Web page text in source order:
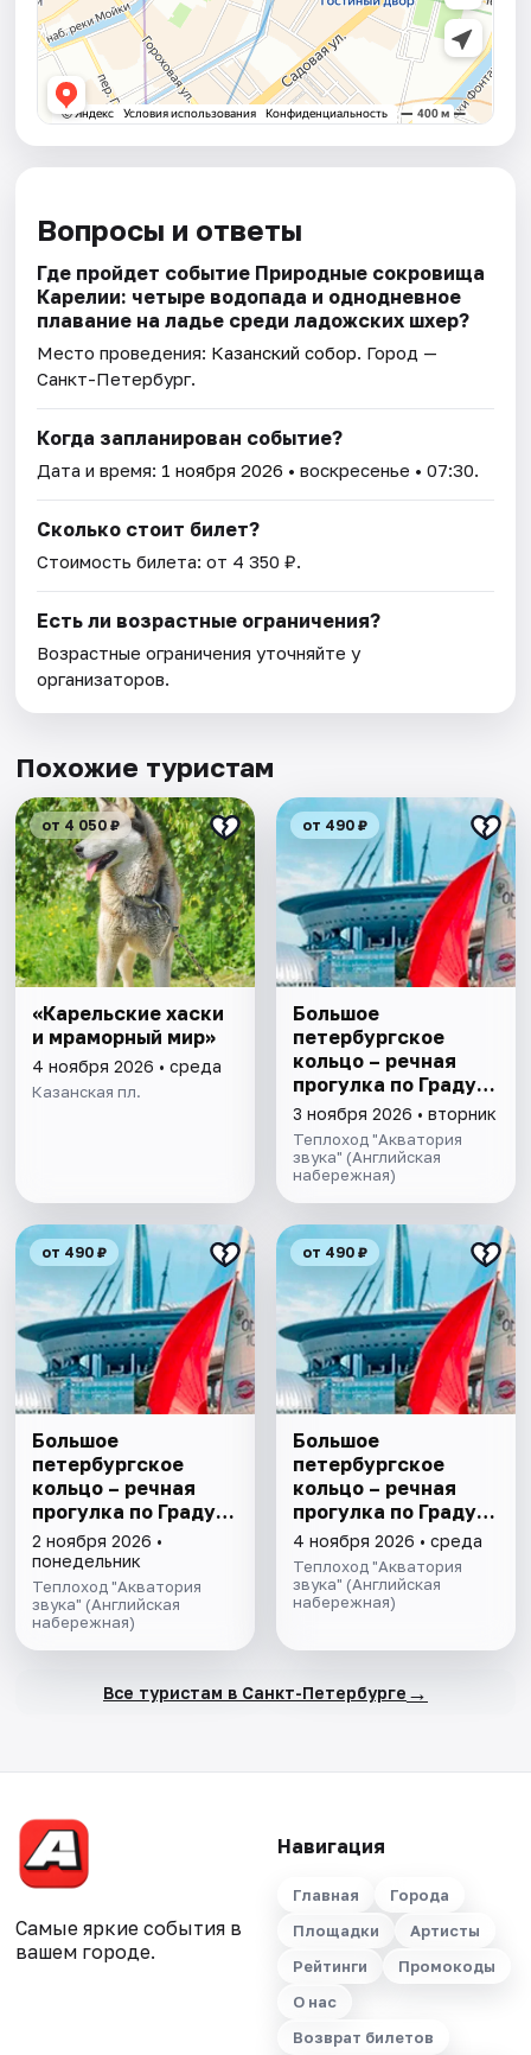
Вопросы и ответы
Где пройдет событие Природные сокровища
Карелии: четыре водопада и однодневное
плавание на ладье среди ладожских шхер?
Место проведения: Казанский собор. Город —
Санкт-Петербург.
Когда запланирован событие?
Дата и время: 1 ноября 2026 • воскресенье • 07:30.
Сколько стоит билет?
Стоимость билета: от 4 350 ₽.
Есть ли возрастные ограничения?
Возрастные ограничения уточняйте у
организаторов.
Похожие туристам
от 4 050 ₽
«Карельские хаски
и мраморный мир»
4 ноября 2026 • среда
Казанская пл.
от 490 ₽
Большое
петербургское
кольцо – речная
прогулка пo Граду
на Неве с
авторской
экскурсией и живой
музыкой в тёплом
салоне теплохода
3 ноября 2026 • вторник
Теплоход "Акватория
звука" (Английская
набережная)
от 490 ₽
Большое
петербургское
кольцо – речная
прогулка пo Граду
на Неве с
авторской
экскурсией и живой
музыкой в тёплом
салоне теплохода
2 ноября 2026 •
понедельник
Теплоход "Акватория
звука" (Английская
набережная)
от 490 ₽
Большое
петербургское
кольцо – речная
прогулка пo Граду
на Неве с
авторской
экскурсией и живой
музыкой в тёплом
4 ноября 2026 • среда
Теплоход "Акватория
звука" (Английская
набережная)
Все туристам в Санкт-Петербурге →
Самые яркие события в
вашем городе.
Навигация
Главная
Города
Площадки
Артисты
Рейтинги
Промокоды
О нас
Возврат билетов